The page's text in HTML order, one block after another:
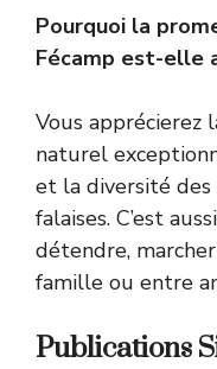
Pourquoi la
Fécamp est-elle
Vous apprécierez
naturel
et la diversité
falaises. C’est
détendre,
famille ou entre
Publications